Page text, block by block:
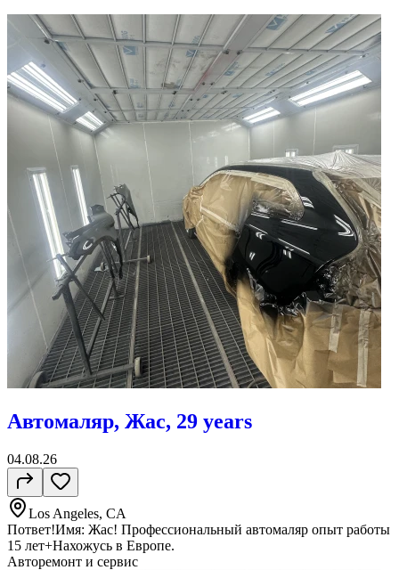
Автомаляр, Жас, 29 years
04.08.26
Los Angeles, CA
Пответ!Имя: Жас! Профессиональный автомаляр опыт работы
15 лет+Нахожусь в Европе.
Авторемонт и cервис